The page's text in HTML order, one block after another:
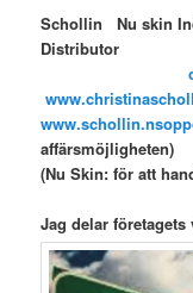
Schollin Nu skin
(Nu Skin: för att
Jag delar